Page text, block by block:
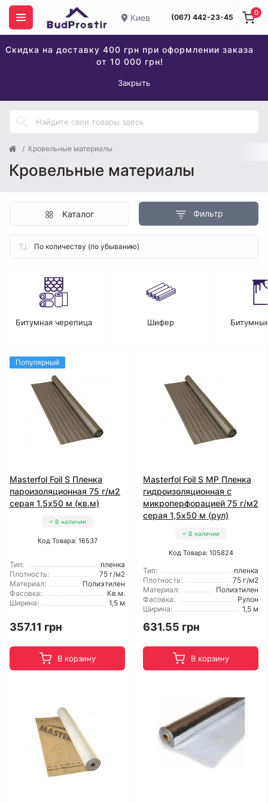
Киев (067) 442-23-45
Скидка на доставку 400 грн при оформлении заказа
от 10 000 грн!
Закрыть
0
Кровельные материалы
Кровельные материалы
Фильтр
Каталог
Битумная черепица Шифер
Популярный
Masterfol Foil S Пленка
пароизоляционная 75 г/м2
серая 1,5x50 м (кв.м)
В наличии
Код Товара: 16537
Тип:
пленка
Плотность:
75 г/м2
Материал:
Полиэтилен
Фасовка:
Кв.м.
Ширина:
1,5 м
357.11 грн
В корзину
Masterfol Foil S MP Пленка
гидроизоляционная с
микроперфорацией 75 г/м2
серая 1,5x50 м (рул)
В наличии
Код Товара: 105824
Тип:
пленка
Плотность:
75 г/м2
Материал:
Полиэтилен
Фасовка:
Рулон
Ширина:
1,5 м
631.55 грн
В корзину